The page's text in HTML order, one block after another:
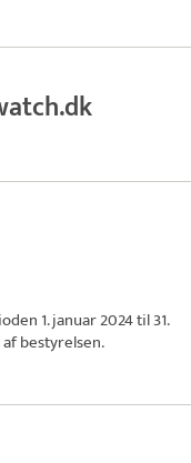
1. januar 2024 til 31.
bestyrelsen.